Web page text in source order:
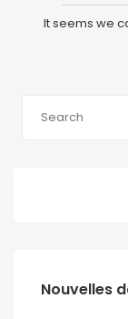
It seems we
Nouvelles